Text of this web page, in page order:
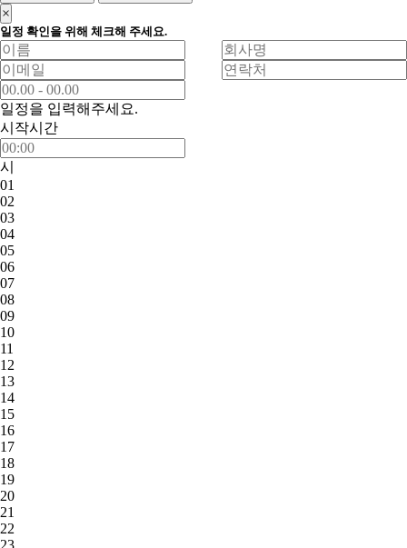
×
일정 확인을 위해 체크해 주세요.
일정을 입력해주세요.
시작시간
시
01
02
03
04
05
06
07
08
09
10
11
12
13
14
15
16
17
18
19
20
21
22
23